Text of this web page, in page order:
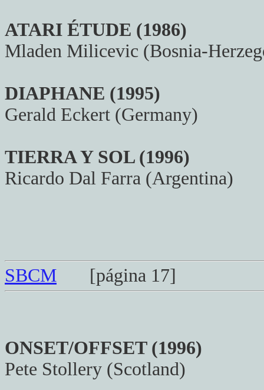
ATARI ÉTUDE (1986)
Mladen Milicevic (Bosnia-
DIAPHANE (1995)
Gerald Eckert (Germany)
TIERRA Y SOL (1996)
Ricardo Dal Farra (Argentina)
SBCM [página 17]
ONSET/OFFSET (1996)
Pete Stollery (Scotland)